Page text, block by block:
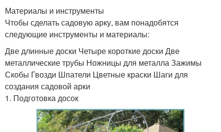
Материалы и инструменты
Чтобы сделать садовую арку, вам понадобятся
следующие инструменты и материалы:
Две длинные доски Четыре короткие доски Две
металлические трубы Ножницы для металла Зажимы
Скобы Гвозди Шпатели Цветные краски Шаги для
создания садовой арки
1. Подготовка досок